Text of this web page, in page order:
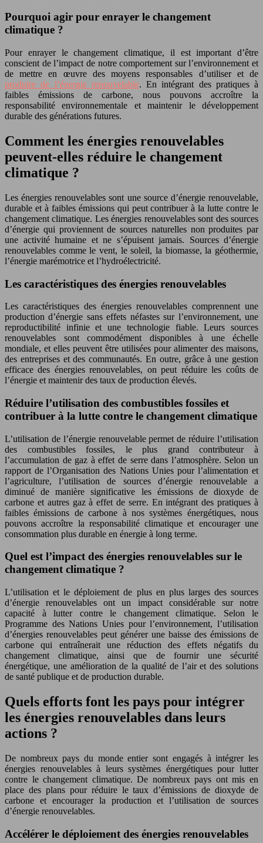
Pourquoi agir pour enrayer le changement
climatique ?
Pour enrayer le changement climatique, il est important d’être
conscient de l’impact de notre comportement sur l’environnement et
de mettre en œuvre des moyens responsables d’utiliser et de
produire de l’énergie renouvelable. En intégrant des pratiques à
faibles émissions de carbone, nous pouvons accroître la
responsabilité environnementale et maintenir le développement
durable des générations futures.
Comment les énergies renouvelables
peuvent-elles réduire le changement
climatique ?
Les énergies renouvelables sont une source d’énergie renouvelable,
durable et à faibles émissions qui peut contribuer à la lutte contre le
changement climatique. Les énergies renouvelables sont des sources
d’énergie qui proviennent de sources naturelles non produites par
une activité humaine et ne s’épuisent jamais. Sources d’énergie
renouvelables comme le vent, le soleil, la biomasse, la géothermie,
l’énergie marémotrice et l’hydroélectricité.
Les caractéristiques des énergies renouvelables
Les caractéristiques des énergies renouvelables comprennent une
production d’énergie sans effets néfastes sur l’environnement, une
reproductibilité infinie et une technologie fiable. Leurs sources
renouvelables sont commodément disponibles à une échelle
mondiale, et elles peuvent être utilisées pour alimenter des maisons,
des entreprises et des communautés. En outre, grâce à une gestion
efficace des énergies renouvelables, on peut réduire les coûts de
l’énergie et maintenir des taux de production élevés.
Réduire l’utilisation des combustibles fossiles et
contribuer à la lutte contre le changement climatique
L’utilisation de l’énergie renouvelable permet de réduire l’utilisation
des combustibles fossiles, le plus grand contributeur à
l’accumulation de gaz à effet de serre dans l’atmosphère. Selon un
rapport de l’Organisation des Nations Unies pour l’alimentation et
l’agriculture, l’utilisation de sources d’énergie renouvelable a
diminué de manière significative les émissions de dioxyde de
carbone et autres gaz à effet de serre. En intégrant des pratiques à
faibles émissions de carbone à nos systèmes énergétiques, nous
pouvons accroître la responsabilité climatique et encourager une
consommation plus durable en énergie à long terme.
Quel est l’impact des énergies renouvelables sur le
changement climatique ?
L’utilisation et le déploiement de plus en plus larges des sources
d’énergie renouvelables ont un impact considérable sur notre
capacité à lutter contre le changement climatique. Selon le
Programme des Nations Unies pour l’environnement, l’utilisation
d’énergies renouvelables peut générer une baisse des émissions de
carbone qui entraînerait une réduction des effets négatifs du
changement climatique, ainsi que de fournir une sécurité
énergétique, une amélioration de la qualité de l’air et des solutions
de santé publique et de production durable.
Quels efforts font les pays pour intégrer
les énergies renouvelables dans leurs
actions ?
De nombreux pays du monde entier sont engagés à intégrer les
énergies renouvelables à leurs systèmes énergétiques pour lutter
contre le changement climatique. De nombreux pays ont mis en
place des plans pour réduire le taux d’émissions de dioxyde de
carbone et encourager la production et l’utilisation de sources
d’énergie renouvelables.
Accélérer le déploiement des énergies renouvelables